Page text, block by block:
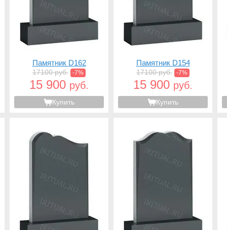
Памятник D162
17100 руб. -7%
15 900 руб.
Купить
Памятник D154
17100 руб. -7%
15 900 руб.
Купить